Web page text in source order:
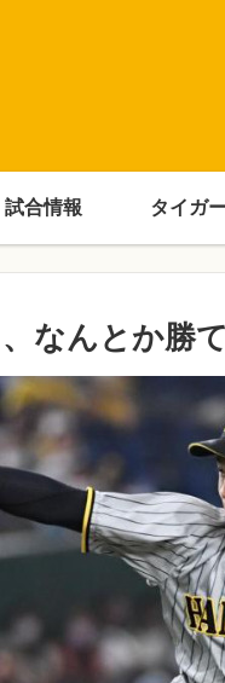
試合情報 タイガ
なんとか勝